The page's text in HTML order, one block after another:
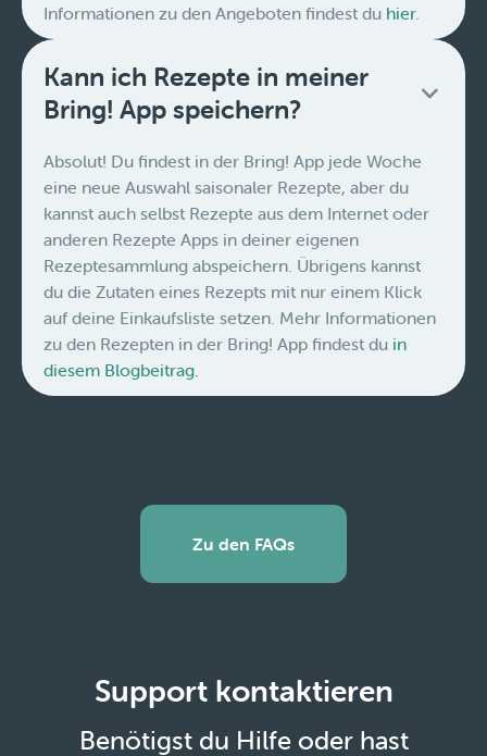
Informationen zu den Angeboten findest du hier.
Kann ich Rezepte in meiner
Bring! App speichern?
Absolut! Du findest in der Bring! App jede Woche
eine neue Auswahl saisonaler Rezepte, aber du
kannst auch selbst Rezepte aus dem Internet oder
anderen Rezepte Apps in deiner eigenen
Rezeptesammlung abspeichern. Übrigens kannst
du die Zutaten eines Rezepts mit nur einem Klick
auf deine Einkaufsliste setzen. Mehr Informationen
zu den Rezepten in der Bring! App findest du in
diesem Blogbeitrag.
Zu den FAQs
Support kontaktieren
Benötigst du Hilfe oder hast